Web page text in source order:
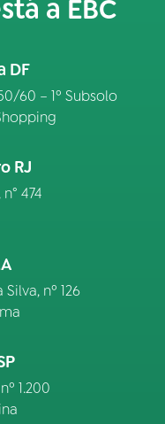
a EBC
DF
60 – 1º Subsolo
RJ
474
nº 126
1.200